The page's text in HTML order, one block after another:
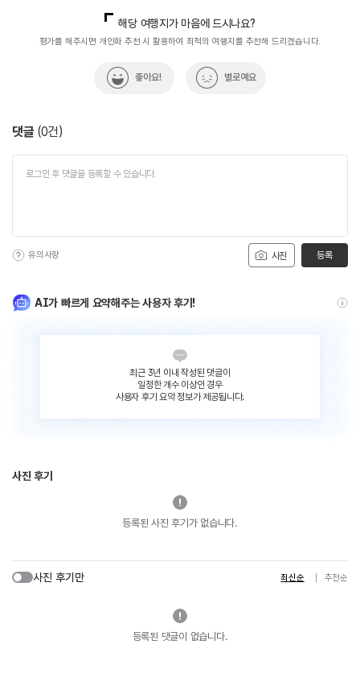
해당 여행지가 마음에 드시나요?
평가를 해주시면 개인화 추천 시 활용하여 최적의 여행지를 추천해 드리겠습니다.
좋아요! 별로예요
댓글 (0건)
사진
유의사항 등록
AI가 빠르게 요약해주는 사용자 후기!
최근 3년 이내 작성된 댓글이
일정한 개수 이상인 경우
사용자 후기 요약 정보가 제공됩니다.
사진 후기
등록된 사진 후기가 없습니다.
사진 후기만 최신순 추천순
등록된 댓글이 없습니다.